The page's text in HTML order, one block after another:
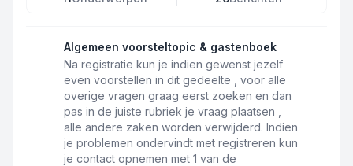
Algemeen voorsteltopic & gastenboek
Na registratie kun je indien gewenst jezelf
even voorstellen in dit gedeelte , voor alle
overige vragen graag eerst zoeken en dan
pas in de juiste rubriek je vraag plaatsen ,
alle andere zaken worden verwijderd. Indien
je problemen ondervindt met registreren kun
je contact opnemen met 1 van de